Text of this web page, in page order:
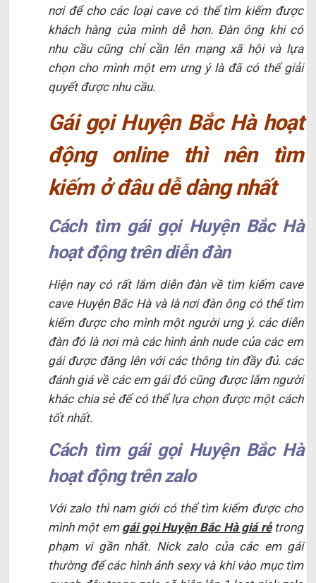
nơi để cho các loại cave có thể tìm kiếm được
khách hàng của mình dễ hơn. Đàn ông khi có
nhu cầu cũng chỉ cần lên mạng xã hội và lựa
chọn cho mình một em ưng ý là đã có thể giải
quyết được nhu cầu.
Gái gọi Huyện Bắc Hà hoạt
động online thì nên tìm
kiếm ở đâu dễ dàng nhất
Cách tìm gái gọi Huyện Bắc Hà
hoạt động trên diễn đàn
Hiện nay có rất lắm diễn đàn về tìm kiếm cave
cave Huyện Bắc Hà và là nơi đàn ông có thể tìm
kiếm được cho mình một người ưng ý. các diễn
đàn đó là nơi mà các hình ảnh nude của các em
gái được đăng lên với các thông tin đầy đủ. các
đánh giá về các em gái đó cũng được lắm người
khác chia sẻ để có thể lựa chọn được một cách
tốt nhất.
Cách tìm gái gọi Huyện Bắc Hà
hoạt động trên zalo
Với zalo thì nam giới có thể tìm kiếm được cho
mình một em gái gọi Huyện Bắc Hà giá rẻtrong
phạm vi gần nhất. Nick zalo của các em gái
thường để các hình ảnh sexy và khi vào mục tìm